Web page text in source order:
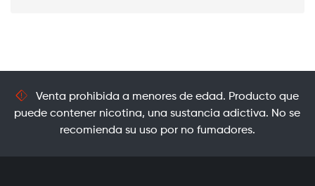
Venta prohibida a menores de edad. Producto que
puede contener nicotina, una sustancia adictiva. No se
recomienda su uso por no fumadores.